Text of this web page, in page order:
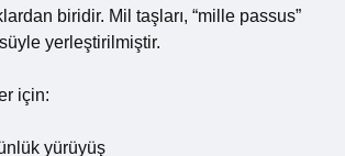
biridir. Mil taşları, “mille passus”
yerleştirilmiştir.
için:
yürüyüş